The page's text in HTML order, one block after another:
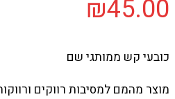
₪45.00
כובעי קש ממותגי שם
מוצר מהמם למסיבות רווקים